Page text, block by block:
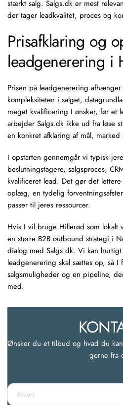
stærkt salg. Salgs.dk er mest
der tager leadkvalitet, proces og
Prisafklaring og
leadgenerering i
Prisen på leadgenerering
kompleksiteten i salget,
meget kvalificering I ønsker, før et
arbejder Salgs.dk ikke ud fra løse
en konkret afklaring af mål, marked
I opstarten gennemgår vi typisk
beslutningstagere, salgsproces,
kvalificeret lead. Det gør det
oplæg, en tydelig
passer til jeres ressourcer.
Hvis I vil bruge Hillerød som lokalt
en større B2B outbound strategi i
dialog med Salgs.dk. Vi kan
leadgenerering skal sættes op, så I
salgsmuligheder og en pipeline,
med.
Ønsker du et tilbud og hvad du
gerne fra